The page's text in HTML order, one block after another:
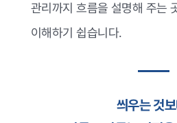
관리까지 흐름을 설명해 주는
이해하기 쉽습니다.
씌우는 것